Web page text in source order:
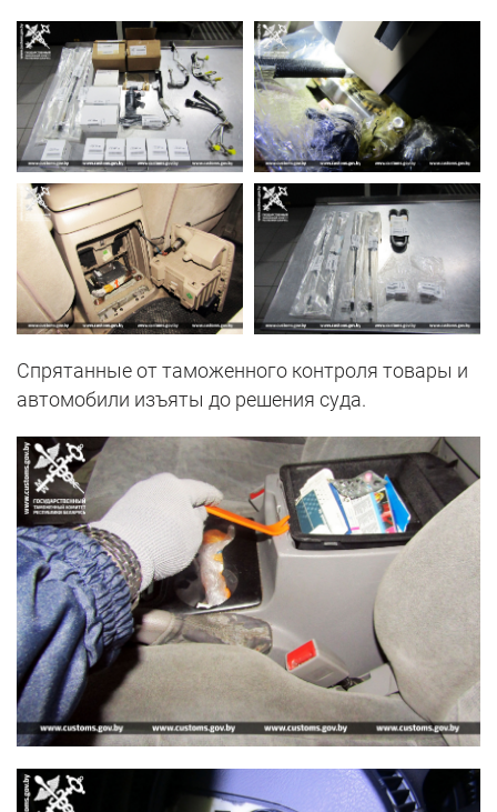
Спрятанные от таможенного контроля товары и
автомобили изъяты до решения суда.